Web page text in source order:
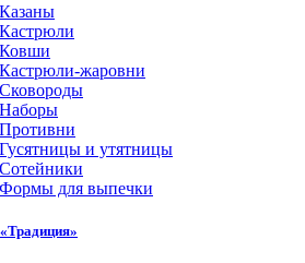
Казаны
Кастрюли
Ковши
Кастрюли-жаровни
Сковороды
Наборы
Противни
Гусятницы и утятницы
Сотейники
Формы для выпечки